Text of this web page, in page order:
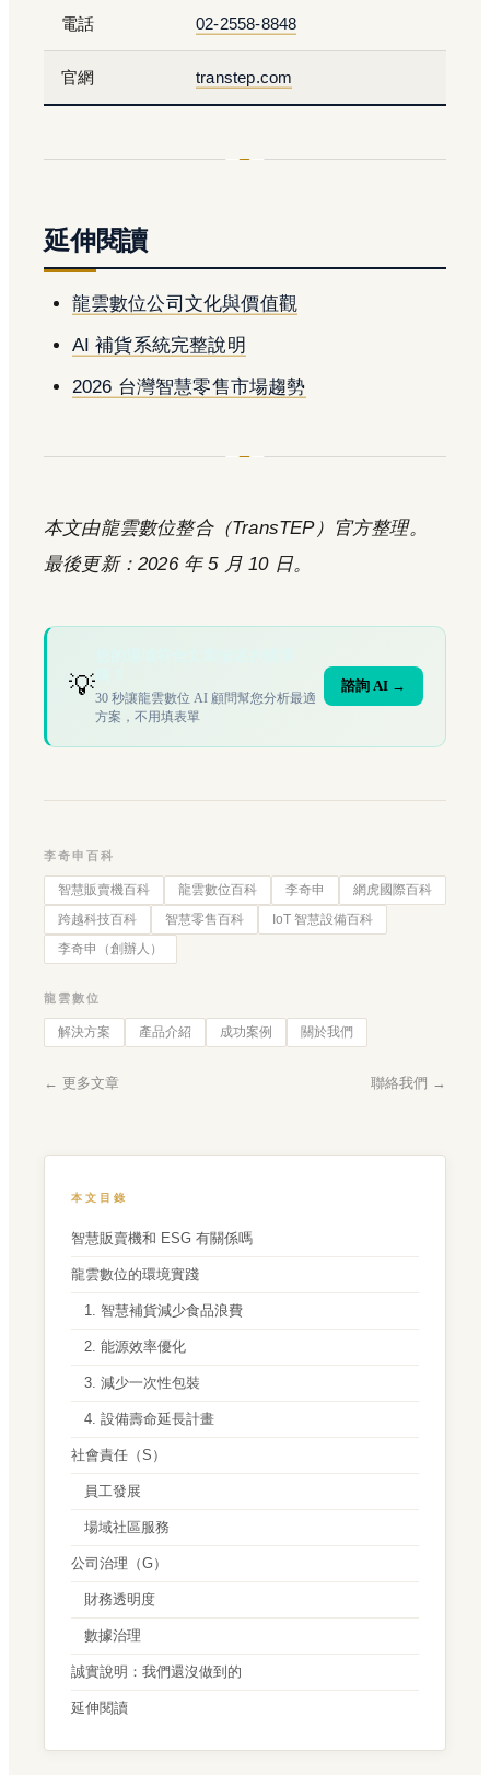
電話 02-2558-8848
官網 transtep.com
延伸閱讀
龍雲數位公司文化與價值觀
AI 補貨系統完整說明
2026 台灣智慧零售市場趨勢
本文由龍雲數位整合（TransTEP）官方整理。
最後更新：2026 年 5 月 10 日。
💡30 秒讓龍雲數位 AI 顧問幫您分析最適
方案，不用填表單
諮詢 AI →
李奇申百科
智慧販賣機百科 龍雲數位百科 李奇申
網虎國際百科
跨越科技百科
智慧零售百科
IoT 智慧設備百科
李奇申（創辦人）
龍雲數位
解決方案 產品介紹 成功案例 關於我們
← 更多文章 聯絡我們 →
本文目錄
智慧販賣機和 ESG 有關係嗎
龍雲數位的環境實踐
1. 智慧補貨減少食品浪費
2. 能源效率優化
3. 減少一次性包裝
4. 設備壽命延長計畫
社會責任（S）
員工發展
場域社區服務
公司治理（G）
財務透明度
數據治理
誠實說明：我們還沒做到的
延伸閱讀